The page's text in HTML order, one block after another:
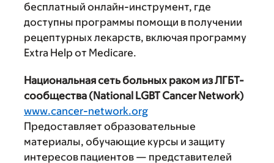
бесплатный онлайн-инструмент, где
доступны программы помощи в получении
рецептурных лекарств, включая программу
Extra Help от Medicare.
Национальная сеть больных раком из ЛГБТ-
сообщества (National LGBT Cancer Network)
www.cancer-network.org
Предоставляет образовательные
материалы, обучающие курсы и защиту
интересов пациентов — представителей